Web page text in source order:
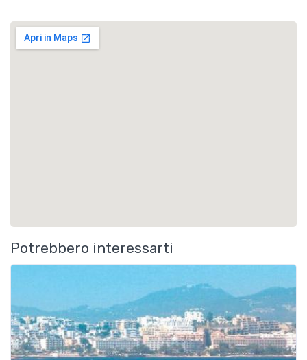
Potrebbero interessarti